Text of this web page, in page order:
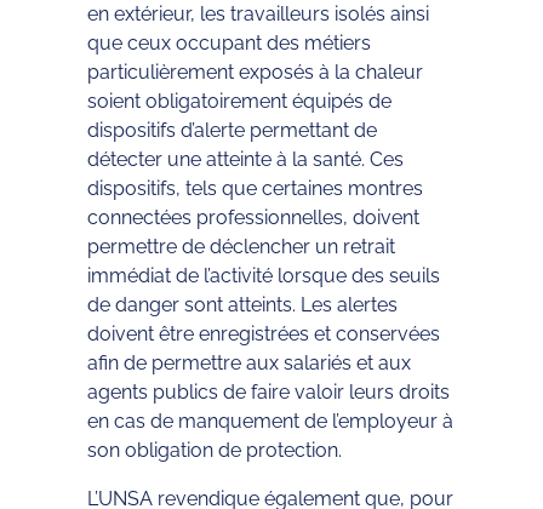
en extérieur, les travailleurs isolés ainsi
que ceux occupant des métiers
particulièrement exposés à la chaleur
soient obligatoirement équipés de
dispositifs d’alerte permettant de
détecter une atteinte à la santé. Ces
dispositifs, tels que certaines montres
connectées professionnelles, doivent
permettre de déclencher un retrait
immédiat de l’activité lorsque des seuils
de danger sont atteints. Les alertes
doivent être enregistrées et conservées
afin de permettre aux salariés et aux
agents publics de faire valoir leurs droits
en cas de manquement de l’employeur à
son obligation de protection.
L’UNSA revendique également que, pour